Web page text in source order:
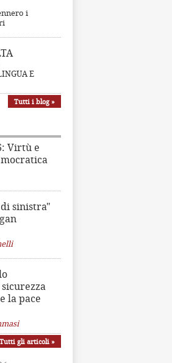
i
E
Tutti i blog »
Virtù e
sinistra"
la pace
Tutti gli articoli »